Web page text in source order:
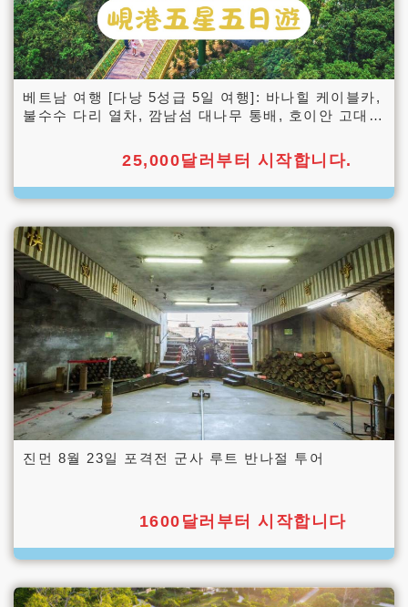
베트남 여행 [다낭 5성급 5일 여행]: 바나힐 케이블카,
불수수 다리 열차, 깜남섬 대나무 통배, 호이안 고대
25,000달러부터 시작합니다.
진먼 8월 23일 포격전 군사 루트 반나절 투어
1600달러부터 시작합니다